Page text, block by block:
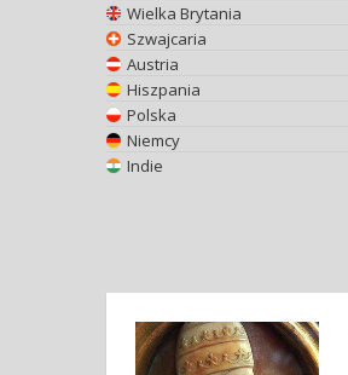
Wielka Brytania
Szwajcaria
Austria
Hiszpania
Polska
Niemcy
Indie